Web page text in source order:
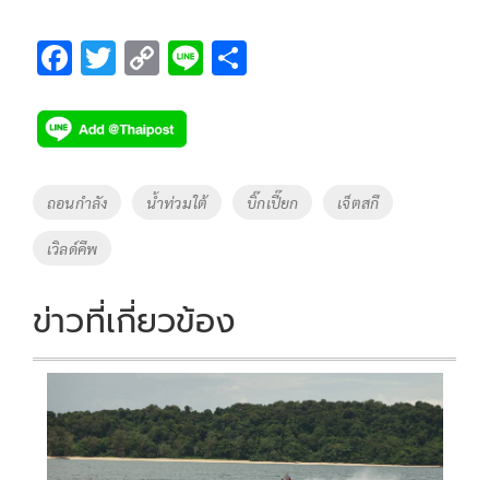
F
e
b
o
o
k
T
tt
er
C
p
y
Li
Li
Tags
ถอนกำลัง น้ำท่วมใต้ บิ๊กเปี๊ยก เจ็ตสกี
เวิลด์คีพ
ข่าวที่เกี่ยวข้อง